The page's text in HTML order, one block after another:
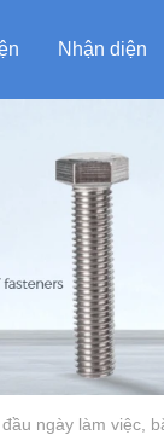
Nhận diện
khách hàng
ngày làm việc,